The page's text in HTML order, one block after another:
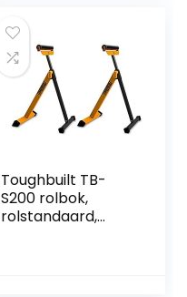
Toughbuilt TB-
S200 rolbok,
rolstandaard,